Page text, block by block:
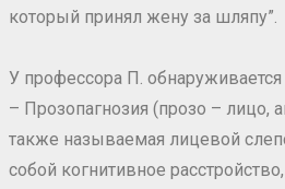
который принял жену за шляпу”.
У профессора П.
– Прозопагнозия (прозо – лицо,
также называемая лицевой
собой когнитивное